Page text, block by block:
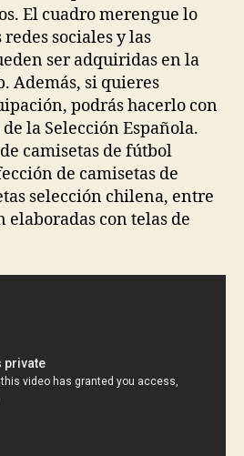
El cuadro merengue lo
sociales y las
ser adquiridas en la
Además, si quieres
podrás hacerlo con
la Selección Española.
camisetas de fútbol
de camisetas de
selección chilena, entre
elaboradas con telas de